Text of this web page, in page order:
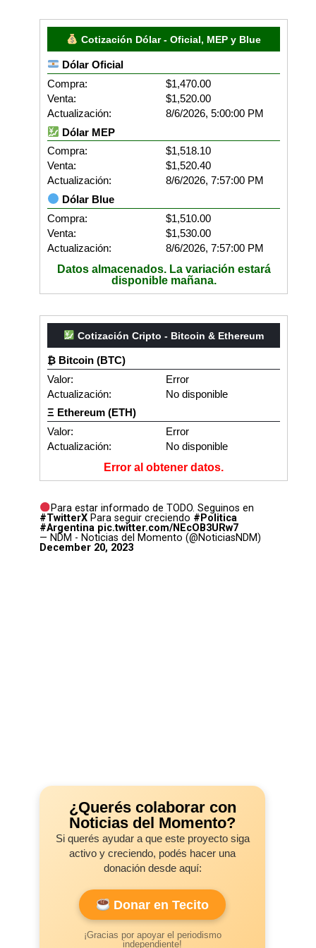
Cotización Dólar - Oficial, MEP y Blue
Dólar Oficial
Compra:
$1,470.00
Venta:
$1,520.00
Actualización:
8/6/2026, 5:00:00 PM
Dólar MEP
Compra:
$1,518.10
Venta:
$1,520.40
Actualización:
8/6/2026, 7:57:00 PM
Dólar Blue
Compra:
$1,510.00
Venta:
$1,530.00
Actualización:
8/6/2026, 7:57:00 PM
Datos almacenados. La variación estará
disponible mañana.
Cotización Cripto - Bitcoin & Ethereum
₿ Bitcoin (BTC)
Valor:
Error
Actualización:
No disponible
Ξ Ethereum (ETH)
Valor:
Error
Actualización:
No disponible
Error al obtener datos.
Para estar informado de TODO. Seguinos en
#TwitterX Para seguir creciendo #Politica
#Argentina pic.twitter.com/NEcOB3URw7
— NDM - Noticias del Momento (@NoticiasNDM)
December 20, 2023
¿Querés colaborar con
Noticias del Momento?
Si querés ayudar a que este proyecto siga
activo y creciendo, podés hacer una
donación desde aquí:
Donar en Tecito
¡Gracias por apoyar el periodismo
independiente!